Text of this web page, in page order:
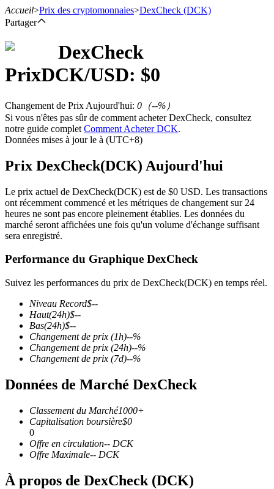
Contrats à terme
Futures USDT
Futures utilisant l'USDT comme garantie
Futures COIN-M
Contrats à terme sur crypto-monnaie
TradFi
Produits dérivés sur actions, forex, métaux précieux et matières
premières
Accueil>Prix des cryptomonnaies>DexCheck (DCK)
Partager
DexCheck
PrixDCK/USD: $0
Changement de Prix Aujourd'hui: 0 （--%）
Si vous n'êtes pas sûr de comment acheter DexCheck, consultez
notre guide complet Comment Acheter DCK.
Données mises à jour le à (UTC+8)
Prix DexCheck(DCK) Aujourd'hui
Le prix actuel de DexCheck(DCK) est de $0 USD. Les transactions
ont récemment commencé et les métriques de changement sur 24
heures ne sont pas encore pleinement établies. Les données du
marché seront affichées une fois qu'un volume d'échange suffisant
sera enregistré.
Performance du Graphique DexCheck
Suivez les performances du prix de DexCheck(DCK) en temps réel.
Niveau Record$--
Haut(24h)$--
Bas(24h)$--
Changement de prix (1h)--%
Changement de prix (24h)--%
Changement de prix (7d)--%
Données de Marché DexCheck
Classement du Marché1000+
Capitalisation boursière$0
0
Offre en circulation-- DCK
Offre Maximale-- DCK
À propos de DexCheck (DCK)